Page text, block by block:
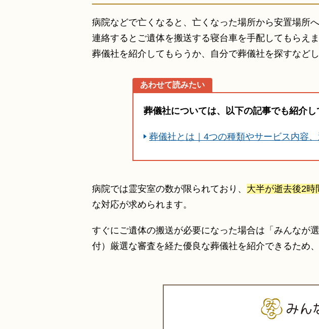
病院などで亡くなると、亡くなった場所から安置場所
連絡するとご遺体を搬送する寝台車を手配してもらえ
葬儀社を紹介してもらうか、自分で葬儀社を探すなど
あわせて読みたい
葬儀社については、以下の記事でも紹介し
葬儀社とは｜4つの種類やサービス内容
病院では霊安室の数が限られており、 大半が逝去後2時
な対応が求められます。
すぐにご遺体の搬送が必要になった場合は「みんなが
付）厳選な審査を経た優良な葬儀社を紹介できるため